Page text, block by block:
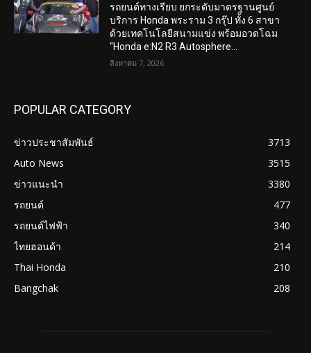
รถยนต์ทางเรียบ ยกระดับมาตรฐานศูนย์
บริการ Honda พระราม 3 กรุ๊ป ทั้ง 6 สาขา
ด้วยเทคโนโลยีสนามแข่ง พร้อมอวดโฉม
“Honda e:N2 R3 Autosphere...
สิงหาคม 7, 2026
POPULAR CATEGORY
ข่าวประชาสัมพันธ์
3713
Auto News
3515
ข่าวแนะนำ
3380
รถยนต์
477
รถยนต์ไฟฟ้า
340
ไทยฮอนด้า
214
Thai Honda
210
Bangchak
208